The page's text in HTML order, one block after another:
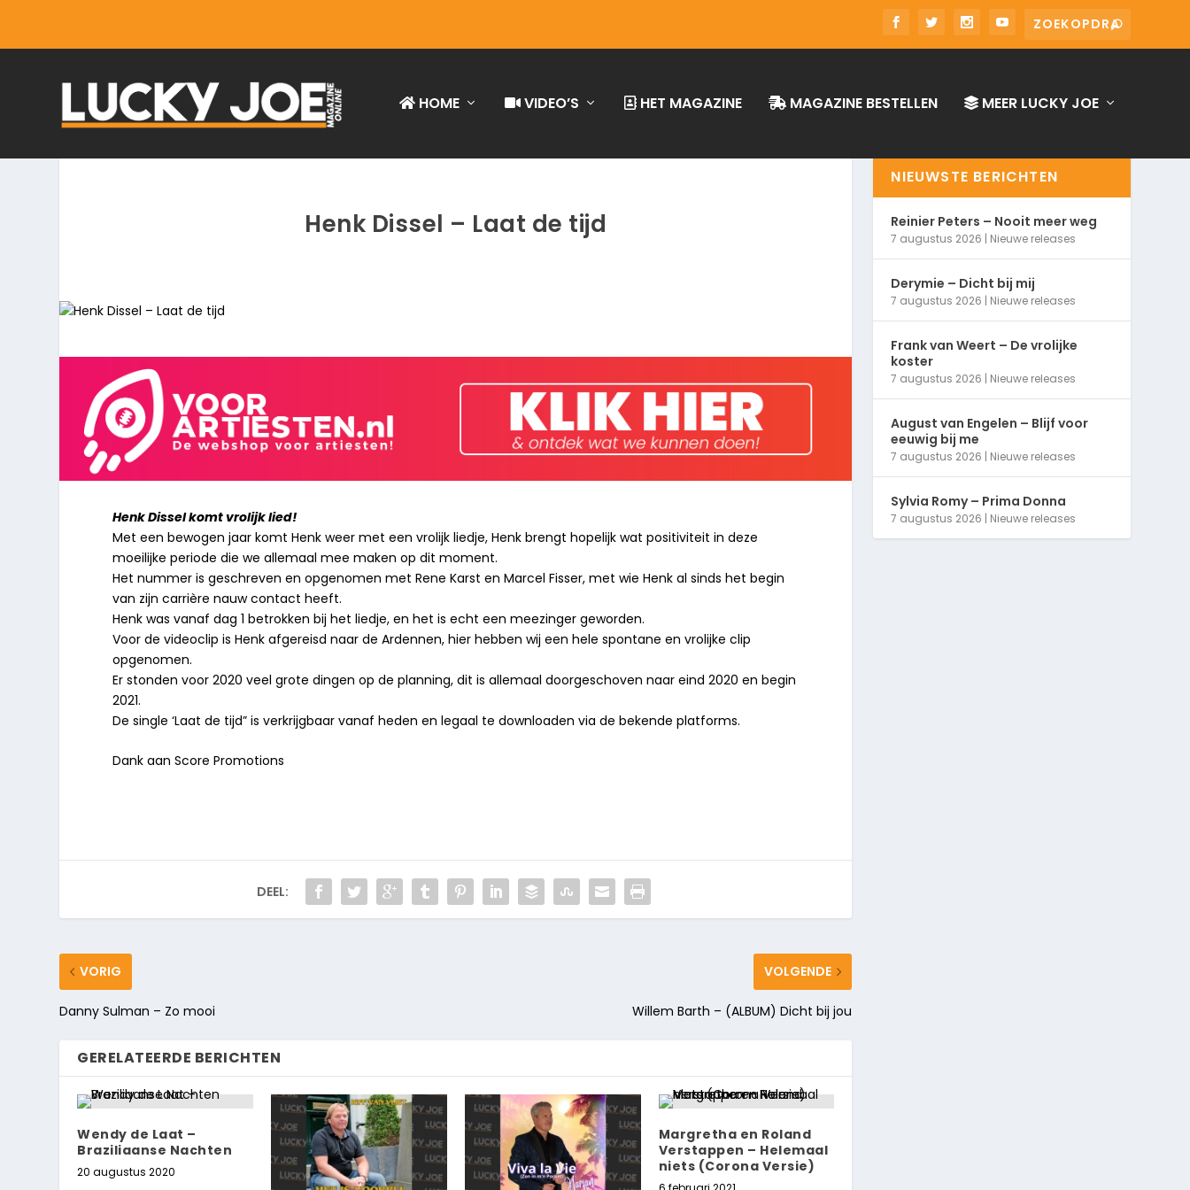
HOME VIDEO’S HET MAGAZINE MAGAZINE BESTELLEN MEER LUCKY JOE
Henk Dissel – Laat de tijd
Henk Dissel komt vrolijk lied!
Met een bewogen jaar komt Henk weer met een vrolijk liedje, Henk brengt hopelijk wat positiviteit in deze
moeilijke periode die we allemaal mee maken op dit moment.
Het nummer is geschreven en opgenomen met Rene Karst en Marcel Fisser, met wie Henk al sinds het begin
van zijn carrière nauw contact heeft.
Henk was vanaf dag 1 betrokken bij het liedje, en het is echt een meezinger geworden.
Voor de videoclip is Henk afgereisd naar de Ardennen, hier hebben wij een hele spontane en vrolijke clip
opgenomen.
Er stonden voor 2020 veel grote dingen op de planning, dit is allemaal doorgeschoven naar eind 2020 en begin
2021.
De single ‘Laat de tijd” is verkrijgbaar vanaf heden en legaal te downloaden via de bekende platforms.
Dank aan Score Promotions
DEEL:
VORIG
Danny Sulman – Zo mooi
VOLGENDE
Willem Barth – (ALBUM) Dicht bij jou
GERELATEERDE BERICHTEN
Wendy de Laat –
Braziliaanse Nachten
20 augustus 2020
Margretha en Roland
Verstappen – Helemaal
niets (Corona Versie)
NIEUWSTE BERICHTEN
Reinier Peters – Nooit meer weg
7 augustus 2026 | Nieuwe releases
Derymie – Dicht bij mij
7 augustus 2026 | Nieuwe releases
Frank van Weert – De vrolijke
koster
7 augustus 2026 | Nieuwe releases
August van Engelen – Blijf voor
eeuwig bij me
7 augustus 2026 | Nieuwe releases
Sylvia Romy – Prima Donna
7 augustus 2026 | Nieuwe releases